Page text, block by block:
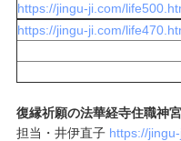
https://jingu-ji.com/
https://jingu-ji.com/
復縁祈願の法華経寺住職神
担当・井伊直子 https://